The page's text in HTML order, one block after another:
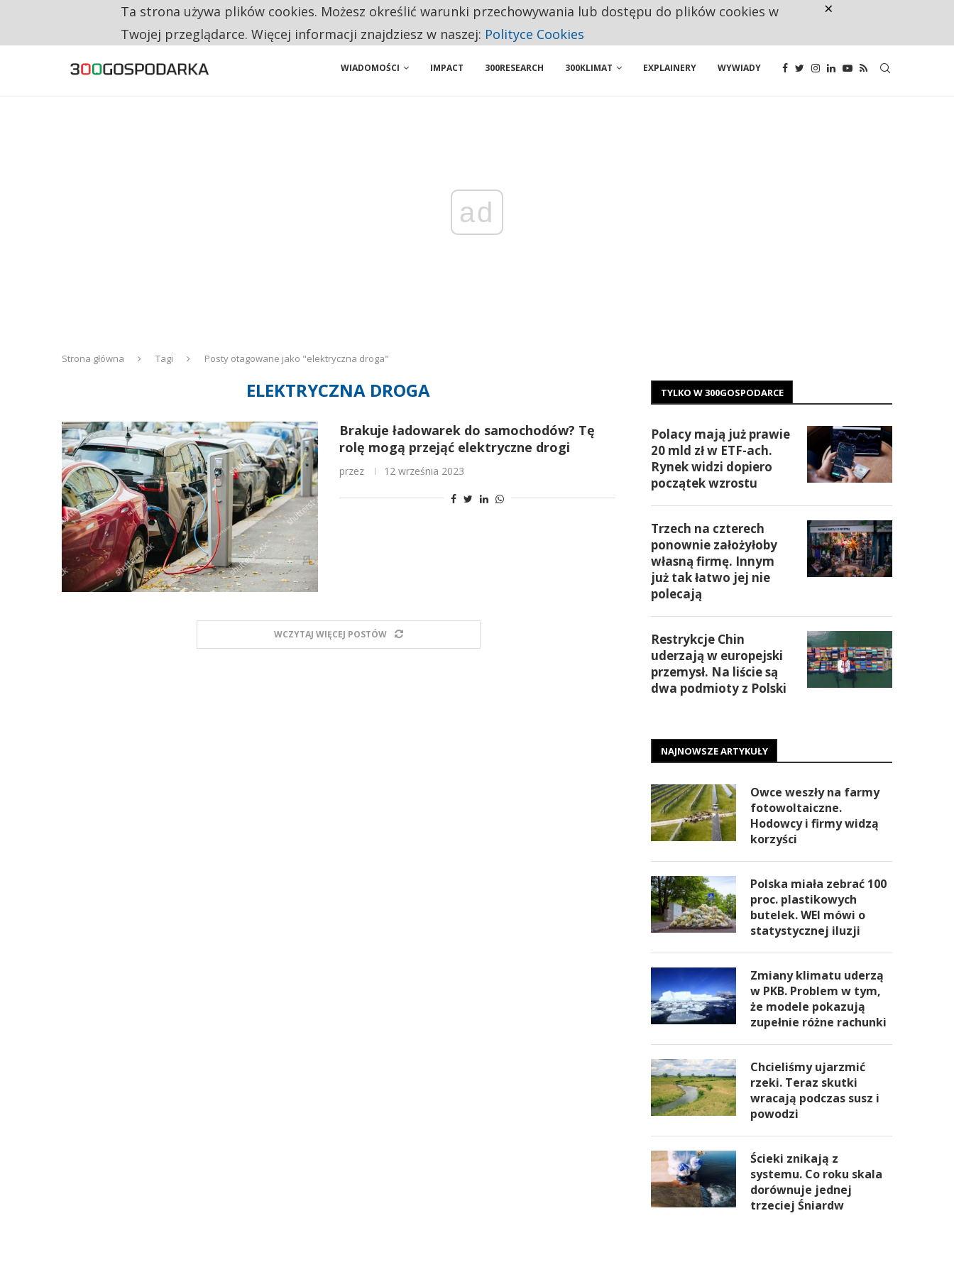
RESTRYKCJE CHIN UDERZAJĄ W EUROPEJSKI PRZEMYSŁ. NA LIŚCIE SĄ DWA PODMIOTY Z POLSKI
WIADOMOŚCI IMPACT 300RESEARCH 300KLIMAT EXPLAINERY WYWIADY
ad
Strona główna Tagi Posty otagowane jako "elektryczna droga"
ELEKTRYCZNA DROGA
Brakuje ładowarek do samochodów? Tę
rolę mogą przejąć elektryczne drogi
przez 12 września 2023
WCZYTAJ WIĘCEJ POSTÓW
TYLKO W 300GOSPODARCE
Polacy mają już prawie
20 mld zł w ETF-ach.
Rynek widzi dopiero
początek wzrostu
Trzech na czterech
ponownie założyłoby
własną firmę. Innym
już tak łatwo jej nie
polecają
Restrykcje Chin
uderzają w europejski
przemysł. Na liście są
dwa podmioty z Polski
NAJNOWSZE ARTYKUŁY
Owce weszły na farmy
fotowoltaiczne.
Hodowcy i firmy widzą
korzyści
Polska miała zebrać 100
proc. plastikowych
butelek. WEI mówi o
statystycznej iluzji
Zmiany klimatu uderzą
w PKB. Problem w tym,
że modele pokazują
zupełnie różne rachunki
Chcieliśmy ujarzmić
rzeki. Teraz skutki
wracają podczas susz i
powodzi
Ścieki znikają z
systemu. Co roku skala
dorównuje jednej
trzeciej Śniardw
Ta strona używa plików cookies. Możesz określić warunki przechowywania lub dostępu do plików cookies w
Twojej przeglądarce. Więcej informacji znajdziesz w naszej: Polityce Cookies
×